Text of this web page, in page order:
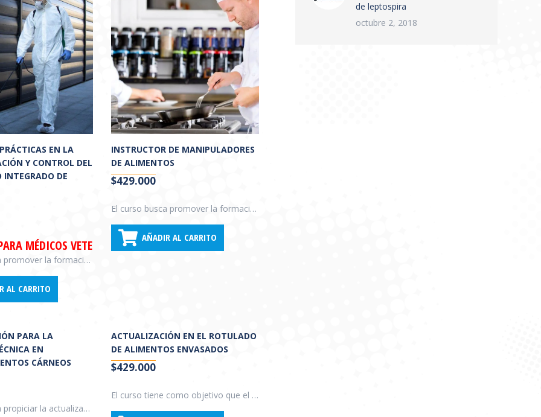
EN LA
Y CONTROL DEL
DE
MÉDICOS VETERINARIOS
El curso busca promover la formación de los profesionales en el conocimiento e identificación de los diferentes tipos de plagas que afectan a los establecimientos alimentarios; propiciar la integración de criterios en relación a los diferentes métodos de control de plagas, los recaudos en el manejo, utilización y aplicación de métodos químicos de control; y fomentar la actitud crítica y las destrezas necesarias para llevar adelante las diferentes medidas preventivas y correctivas para el efectivo control de las plagas en el ámbito alimentario, sanitario y urbano.
AL CARRITO
INSTRUCTOR DE MANIPULADORES
DE ALIMENTOS
$429.000
El curso busca promover la formación de profesionales con capacidad para la puesta en práctica de planes didácticos y la utilización de las herramientas educativas destinadas a la capacitación de manipuladores de alimentos y propiciar la integración de conceptos y criterios unificados para el diseño de cursos, jornadas y coloquios relacionados con la aplicación de las Buenas Prácticas de Manufactura, entre otros.
AÑADIR AL CARRITO
PARA LA
EN
CÁRNEOS
El curso busca propiciar la actualización profesional en los aspectos inherentes a la función del Director Técnico de establecimientos alimentarios y sus responsabilidades; promover la formación en las metodologías de la evaluación de las Buenas Prácticas en establecimientos alimentarios y la integración de los conocimientos para atender las auditorías de organismos oficiales de control y de los compradores.
ACTUALIZACIÓN EN EL ROTULADO
DE ALIMENTOS ENVASADOS
$429.000
El curso tiene como objetivo que el alumno se interiorice y actualice sobre la legislación vigente en rotulado de alimentos a nivel nacional y regional. A su vez, busca brindar las herramientas necesarias para que pueda analizar correctamente el contenido de los rótulos.
de leptospira
octubre 2, 2018